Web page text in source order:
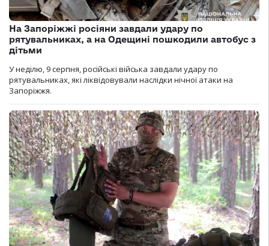
На Запоріжжі росіяни завдали удару по
рятувальниках, а на Одещині пошкодили автобус з
дітьми
У неділю, 9 серпня, російські війська завдали удару по
рятувальниках, які ліквідовували наслідки нічної атаки на
Запоріжжя.